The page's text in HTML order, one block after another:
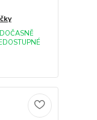
DOČASNĚ